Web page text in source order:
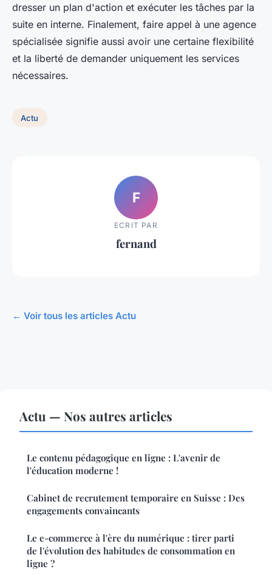
dresser un plan d'action et exécuter les tâches par la
suite en interne. Finalement, faire appel à une agence
spécialisée signifie aussi avoir une certaine flexibilité
et la liberté de demander uniquement les services
nécessaires.
Actu
F
ECRIT PAR
fernand
← Voir tous les articles Actu
Actu — Nos autres articles
Le contenu pédagogique en ligne : L'avenir de
l'éducation moderne !
Cabinet de recrutement temporaire en Suisse : Des
engagements convaincants
Le e-commerce à l'ère du numérique : tirer parti
de l'évolution des habitudes de consommation en
ligne ?